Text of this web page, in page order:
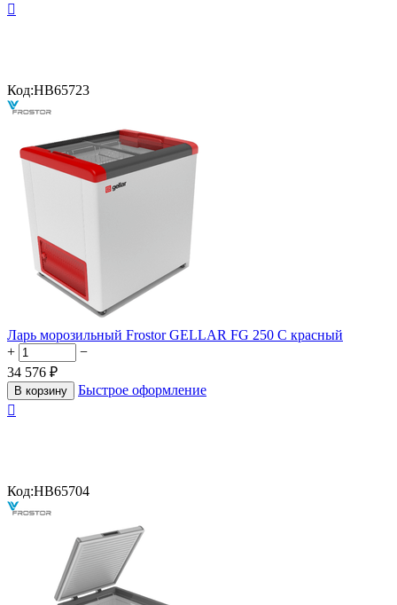

Код:HB65723
Ларь морозильный Frostor GELLAR FG 250 C красный
+
−
34 576 ₽
В корзину
Быстрое оформление

Код:HB65704